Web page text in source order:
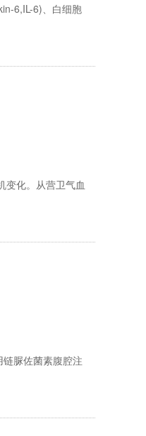
6,IL-6)、白细胞
变化。从营卫气血
脲佐菌素腹腔注